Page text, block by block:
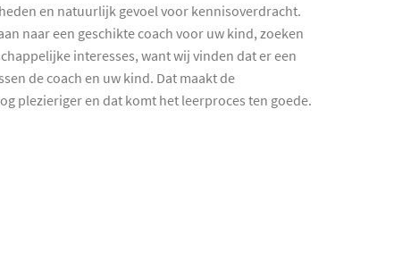
en natuurlijk gevoel voor kennisoverdracht.
naar een geschikte coach voor uw kind, zoeken
interesses, want wij vinden dat er een
de coach en uw kind. Dat maakt de
plezieriger en dat komt het leerproces ten goede.